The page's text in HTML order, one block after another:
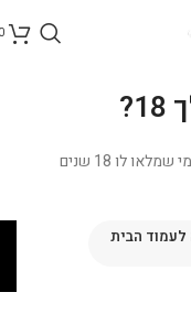
הכניסה והרכישה בחנות האתר מיועדת למי שמלאו לו 18 שנים
לעמוד הבית